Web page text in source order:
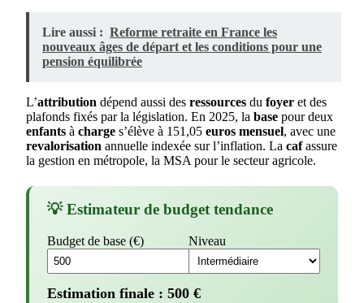
Lire aussi : Reforme retraite en France les
nouveaux âges de départ et les conditions pour une
pension équilibrée
L’attribution dépend aussi des ressources du foyer et des
plafonds fixés par la législation. En 2025, la base pour deux
enfants à charge s’élève à 151,05 euros mensuel, avec une
revalorisation annuelle indexée sur l’inflation. La cafassure
la gestion en métropole, la MSA pour le secteur agricole.
💡 Estimateur de budget tendance
Budget de base (€) Niveau
Estimation finale : 500 €